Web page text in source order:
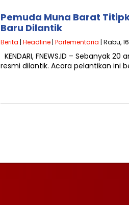
Pemuda Muna Barat
Baru Dilantik
Berita | Headline | Parlementaria | Rabu,
KENDARI, FNEWS.ID – Sebanyak
resmi dilantik. Acara pelantikan ini